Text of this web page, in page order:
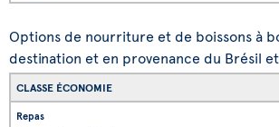
Options de nourriture et de boissons à
destination et en provenance du Brésil
CLASSE ÉCONOMIE